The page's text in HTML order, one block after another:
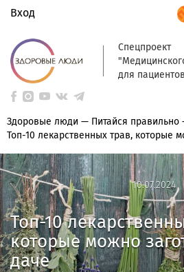
Вход
Спецпроект
для пациентов
Здоровые люди — Питайся правильно
Топ-10 лекарственных трав, которые
10.07.2024
10.07.2024
Топ-10
которые можно
даче